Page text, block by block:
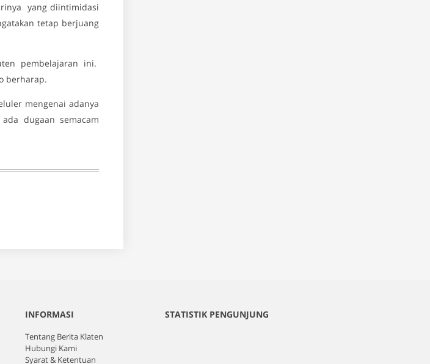
yang diintimidasi
tetap berjuang
pembelajaran ini.
berharap.
mengenai adanya
dugaan semacam
INFORMASI
Tentang Berita Klaten
Hubungi Kami
Syarat & Ketentuan
STATISTIK PENGUNJUNG